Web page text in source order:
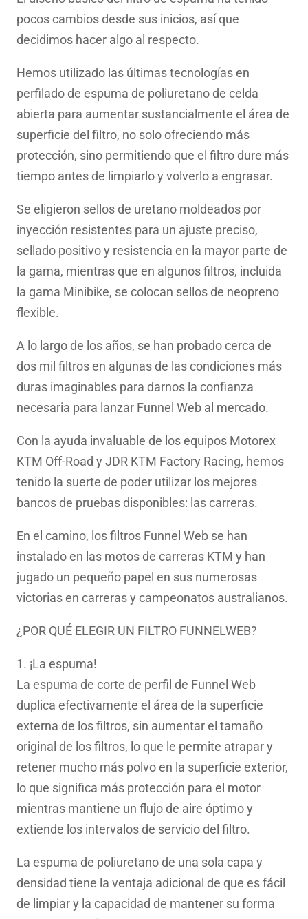
pocos cambios desde sus inicios, así que
decidimos hacer algo al respecto.
Hemos utilizado las últimas tecnologías en
perfilado de espuma de poliuretano de celda
abierta para aumentar sustancialmente el área de
superficie del filtro, no solo ofreciendo más
protección, sino permitiendo que el filtro dure más
tiempo antes de limpiarlo y volverlo a engrasar.
Se eligieron sellos de uretano moldeados por
inyección resistentes para un ajuste preciso,
sellado positivo y resistencia en la mayor parte de
la gama, mientras que en algunos filtros, incluida
la gama Minibike, se colocan sellos de neopreno
flexible.
A lo largo de los años, se han probado cerca de
dos mil filtros en algunas de las condiciones más
duras imaginables para darnos la confianza
necesaria para lanzar Funnel Web al mercado.
Con la ayuda invaluable de los equipos Motorex
KTM Off-Road y JDR KTM Factory Racing, hemos
tenido la suerte de poder utilizar los mejores
bancos de pruebas disponibles: las carreras.
En el camino, los filtros Funnel Web se han
instalado en las motos de carreras KTM y han
jugado un pequeño papel en sus numerosas
victorias en carreras y campeonatos australianos.
¿POR QUÉ ELEGIR UN FILTRO FUNNELWEB?
1. ¡La espuma!
La espuma de corte de perfil de Funnel Web
duplica efectivamente el área de la superficie
externa de los filtros, sin aumentar el tamaño
original de los filtros, lo que le permite atrapar y
retener mucho más polvo en la superficie exterior,
lo que significa más protección para el motor
mientras mantiene un flujo de aire óptimo y
extiende los intervalos de servicio del filtro.
La espuma de poliuretano de una sola capa y
densidad tiene la ventaja adicional de que es fácil
de limpiar y la capacidad de mantener su forma